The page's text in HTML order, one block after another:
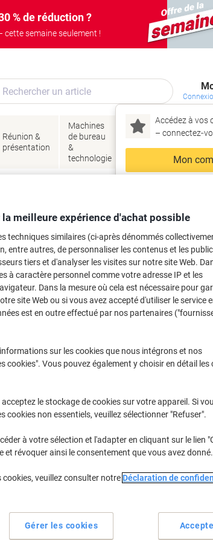
% de réduction ?
cette semaine seulement !
Accédez à vos
–
Mon
Réunion &
présentation
Machines
de bureau
&
technologie
Encres
Papier,
&
emballage
d'encre, toners ou les
la marque, la gamme et le modèle
achetées Se connecter
meilleure expérience d'achat possible
techniques similaires (ci-après dénommés
entre autres, de personnaliser les contenus et les
tiers et d'analyser les visites sur notre site Web.
à caractère personnel comme votre adresse IP et les
Dans la mesure où cela est nécessaire pour
site Web ou si vous avez accepté d'utiliser le service
est en outre effectué par nos partenaires
sur les cookies que nous intégrons et nos
cookies". Vous pouvez également y choisir en détail les
le stockage de cookies sur votre appareil. Si
cookies non essentiels, veuillez sélectionner "Refuser".
à votre sélection et l'adapter en cliquant sur le lien
et révoquer ainsi le consentement que vous avez donné.
veuillez consulter notre Déclaration de
Gérer les cookies